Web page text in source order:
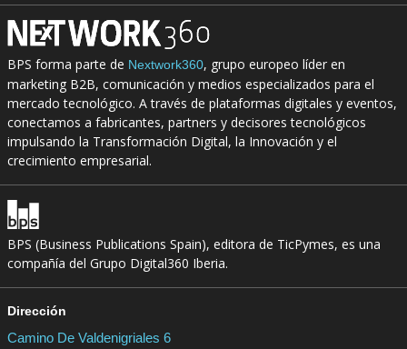
BPS forma parte de Nextwork360, grupo europeo líder en
marketing B2B, comunicación y medios especializados para el
mercado tecnológico. A través de plataformas digitales y eventos,
conectamos a fabricantes, partners y decisores tecnológicos
impulsando la Transformación Digital, la Innovación y el
crecimiento empresarial.
BPS (Business Publications Spain), editora de TicPymes, es una
compañía del Grupo Digital360 Iberia.
Dirección
Camino De Valdenigriales 6